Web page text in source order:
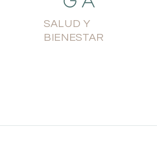
SALUD Y
BIENESTAR